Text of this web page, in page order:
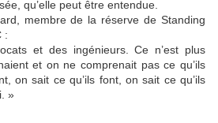
qu’elle peut être entendue.
membre de la réserve de Standing
:
et des ingénieurs. Ce n’est plus
et on ne comprenait pas ce qu’ils
on sait ce qu’ils font, on sait ce qu’ils
»